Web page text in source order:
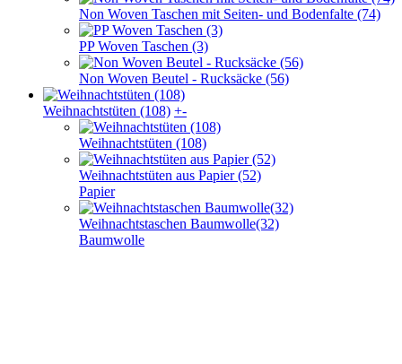
Non Woven Taschen mit Seiten- und Bodenfalte (74)
PP Woven Taschen (3)
Non Woven Beutel - Rucksäcke (56)
Weihnachts­tüten (108) +-
Weihnachts­tüten (108)
Weihnachtstüten aus Papier (52)
Papier
Weihnachtstaschen Baumwolle(32)
Baumwolle